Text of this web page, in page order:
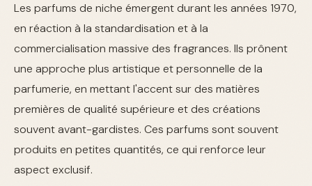
Les parfums de niche émergent durant les années 1970,
en réaction à la standardisation et à la
commercialisation massive des fragrances. Ils prônent
une approche plus artistique et personnelle de la
parfumerie, en mettant l'accent sur des matières
premières de qualité supérieure et des créations
souvent avant-gardistes. Ces parfums sont souvent
produits en petites quantités, ce qui renforce leur
aspect exclusif.